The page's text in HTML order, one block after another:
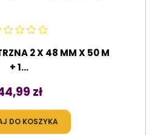
2 X 48 MM X 50 M
+ 1...
zł
DO KOSZYKA